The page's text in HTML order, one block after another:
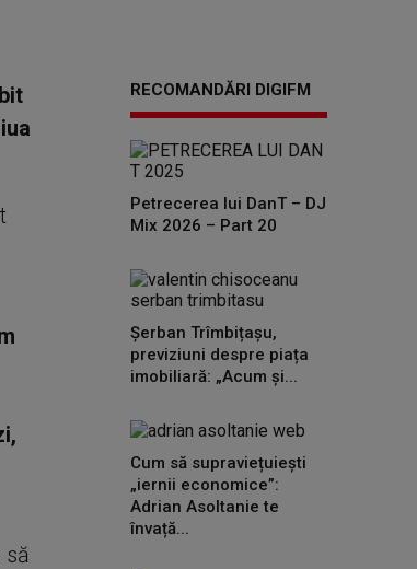
să
RECOMANDĂRI DIGIFM
Petrecerea lui DanT – DJ
Mix 2026 – Part 20
Șerban Trîmbițașu,
previziuni despre piața
imobiliară: „Acum și...
Cum să supraviețuiești
„iernii economice”:
Adrian Asoltanie te
învață...